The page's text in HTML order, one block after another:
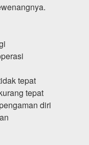
tepat
tepat
diri